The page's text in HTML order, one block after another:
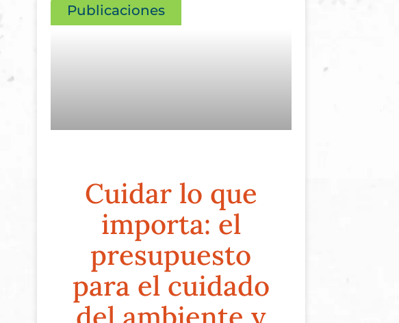
Publicaciones
Cuidar lo que
importa: el
presupuesto
para el cuidado